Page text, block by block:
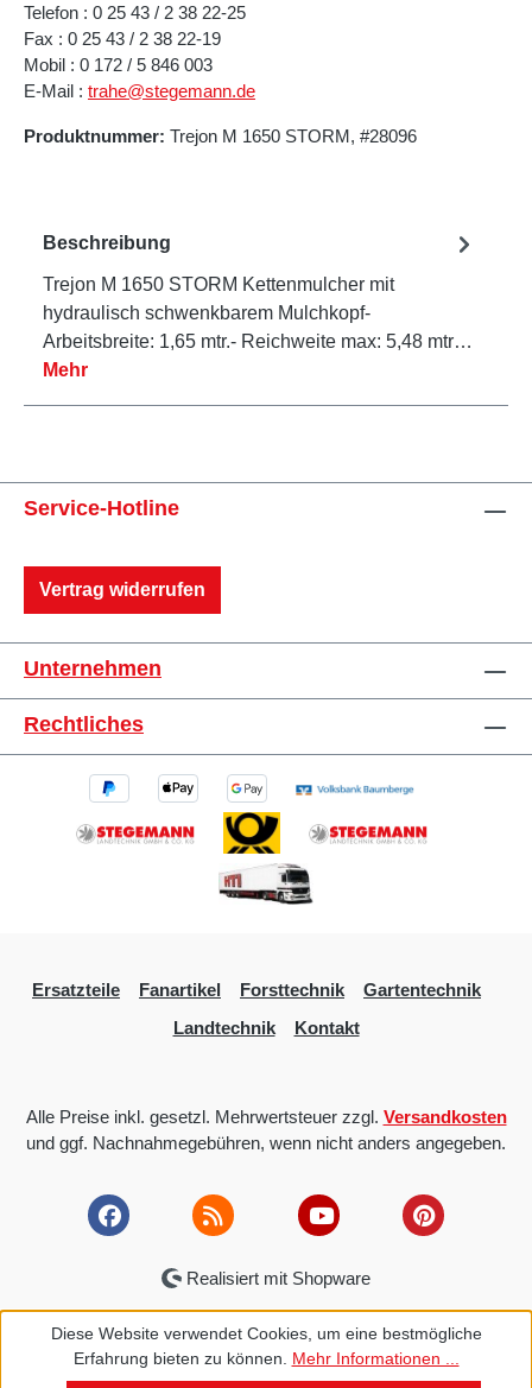
Telefon : 0 25 43 / 2 38 22-25
Fax : 0 25 43 / 2 38 22-19
Mobil : 0 172 / 5 846 003
E-Mail : trahe@stegemann.de
Produktnummer: Trejon M 1650 STORM, #28096
Beschreibung
Trejon M 1650 STORM Kettenmulcher mit
hydraulisch schwenkbarem Mulchkopf-
Arbeitsbreite: 1,65 mtr.- Reichweite max: 5,48 mtr…
Mehr
Service-Hotline
Vertrag widerrufen
Unternehmen
Rechtliches
Ersatzteile Fanartikel Forsttechnik
Gartentechnik
Landtechnik
Kontakt
Alle Preise inkl. gesetzl. Mehrwertsteuer zzgl. Versandkosten
und ggf. Nachnahmegebühren, wenn nicht anders angegeben.
Realisiert mit Shopware
Diese Website verwendet Cookies, um eine bestmögliche
Erfahrung bieten zu können. Mehr Informationen ...